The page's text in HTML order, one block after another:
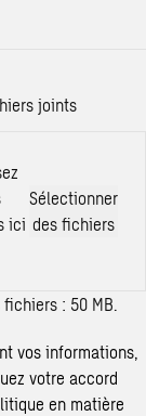
joints
ici
Sélectionner
des fichiers
: 50 MB.
vos informations,
votre accord
en matière